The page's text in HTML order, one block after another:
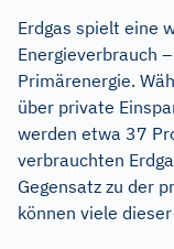
Erdgas spielt eine
Energieverbrauch
Primärenergie.
über private
werden etwa 37
verbrauchten
Gegensatz zu der
können viele